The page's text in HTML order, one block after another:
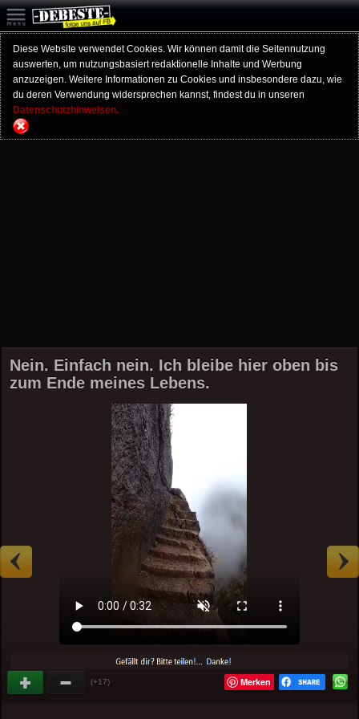
Diese Website verwendet Cookies. Wir können damit die Seitennutzung
auswerten, um nutzungsbasiert redaktionelle Inhalte und Werbung
anzuzeigen. Weitere Informationen zu Cookies und insbesondere dazu, wie
du deren Verwendung widersprechen kannst, findest du in unseren
Datenschutzhinweisen.
Nein. Einfach nein. Ich bleibe hier oben bis
zum Ende meines Lebens.
(+17) Merken